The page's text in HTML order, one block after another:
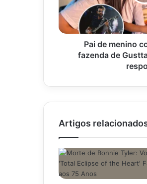
à
fazenda
de
Gusttavo
responde
Pai de menino
fazenda de
Artigos